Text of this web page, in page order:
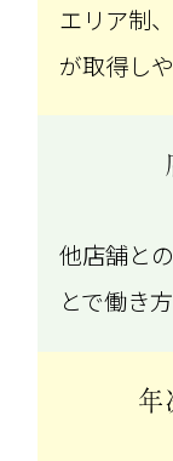
エリア制
が取得し
他店舗と
とで働き
年